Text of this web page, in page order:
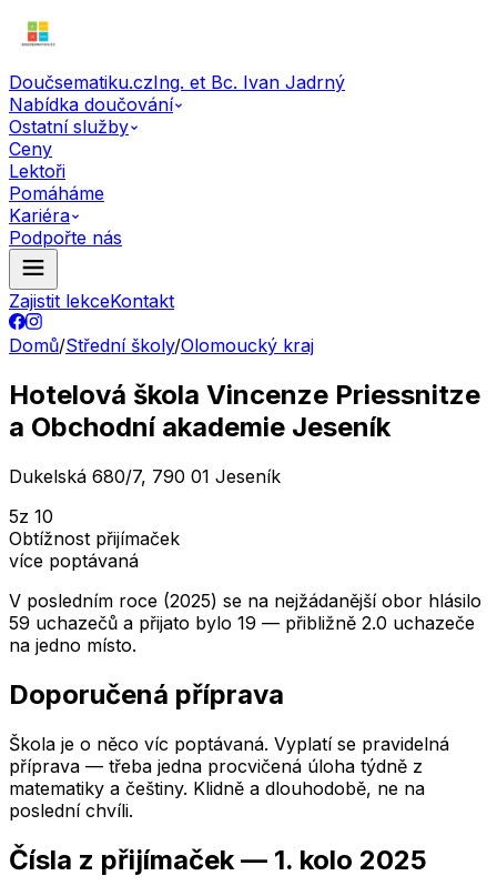
Doučsematiku.czIng. et Bc. Ivan Jadrný
Nabídka doučování
Ostatní služby
Ceny
Lektoři
Pomáháme
Kariéra
Podpořte nás
Zajistit lekceKontakt
Domů/Střední školy/Olomoucký kraj
Hotelová škola Vincenze Priessnitze
a Obchodní akademie Jeseník
Dukelská 680/7, 790 01 Jeseník
5z 10
Obtížnost přijímaček
více poptávaná
V posledním roce (2025) se na nejžádanější obor hlásilo
59 uchazečů a přijato bylo 19 — přibližně 2.0 uchazeče
na jedno místo.
Doporučená příprava
Škola je o něco víc poptávaná. Vyplatí se pravidelná
příprava — třeba jedna procvičená úloha týdně z
matematiky a češtiny. Klidně a dlouhodobě, ne na
poslední chvíli.
Čísla z přijímaček — 1. kolo 2025